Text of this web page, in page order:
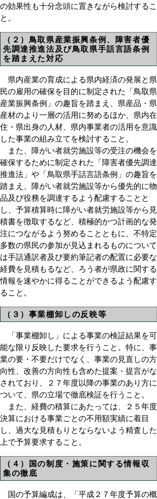
の効果性も十分念頭に置きながら検討するこ
と。
（２）鳥取県産業振興条例、障害者優
先調達推進法及び鳥取県手話言語条例
を踏まえた対応
県内産業の育成による県内経済の発展と県
民の雇用の確保を目的に制定された「鳥取県
産業振興条例」の趣旨を踏まえ、県産品・県
産材のより一層の活用に努めるほか、県内在
住・県出身の人材、県内事業者の活用を意識
した事業の組み立てを検討すること。
また、障がい者就労施設等の受注の機会を
確保するために制定された「障害者優先調達
推進法」や「鳥取県手話言語条例」の趣旨を
踏まえ、障がい者就労施設等から優先的に物
品及び役務を調達するよう配慮することと
し、予算積算時に障がい者就労施設等から見
積書を徴取するなど、積極的かつ計画的な発
注につながるよう努めることともに、不特定
多数の県民の参加が見込まれるものについて
は手話通訳者及び要約筆記者の配置に必要な
経費を見積もるなど、ろう者が県政に関する
情報を速やかに得ることができるよう配慮す
ること。
（３）事業棚卸しの反映等
「事業棚卸し」による事業の検証結果を可
能な限り反映した要求を行うこと。特に、事
業の要・不要だけでなく、事業の見直しの方
向性、改善の方向性も含めた提案・提言がな
されており、２７年度以降の事業のあり方に
ついて、県の立場で徹底検証を行うこと。
また、経費の積算にあたっては、２５年度
決算における事業ごとの不用額実績に着目
し、過大な見積もりとならないよう精査した
上で予算要求すること。
（４）国の制度・施策に関する情報収
集の徹底
国の予算編成は、「平成２７年度予算の概